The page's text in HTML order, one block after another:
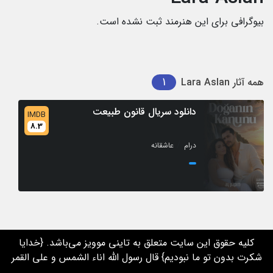
بیوگرافی برای این هنرمند ثبت نشده است.
همه آثار Lara Aslan
1
دانلود سریال قانون طبیعت
IMDB
8.3
درام عاشقانه
کلیه حقوق این سایت متعلق به تاینی موویز می‌باشد. {خدایا
شکرت بدون تو ما نبودیم} قال رسول الله اناء الشمس و علی القمر